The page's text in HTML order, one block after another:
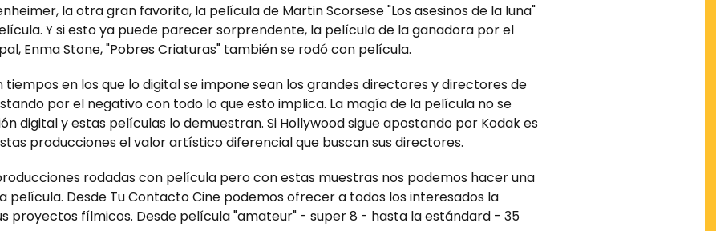
la otra gran favorita, la película de Martin Scorsese "Los asesinos de la luna"
Y si esto ya puede parecer sorprendente, la película de la ganadora por el
Enma Stone, "Pobres Criaturas" también se rodó con película.
tiempos en los que lo digital se impone sean los grandes directores y directores de
por el negativo con todo lo que esto implica. La magía de la película no se
digital y estas películas lo demuestran. Si Hollywood sigue apostando por Kodak es
producciones el valor artístico diferencial que buscan sus directores.
rodadas con película pero con estas muestras nos podemos hacer una
película. Desde Tu Contacto Cine podemos ofrecer a todos los interesados la
proyectos fílmicos. Desde película "amateur" - super 8 - hasta la estándard - 35